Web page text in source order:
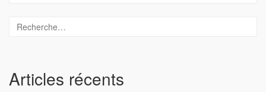
Articles récents